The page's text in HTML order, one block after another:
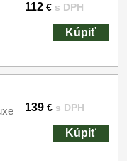
112 € s DPH
Kúpiť
139 € s DPH
Kúpiť